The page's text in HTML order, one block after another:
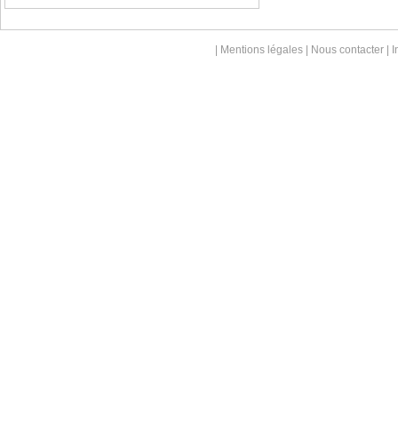
Mentions légales Nous contacter |